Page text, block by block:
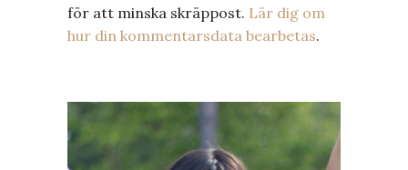
för att minska skräppost. Lär dig om
hur din kommentarsdata bearbetas.